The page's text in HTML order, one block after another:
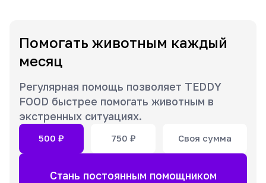
Помогать животным каждый
месяц
Регулярная помощь позволяет TEDDY
FOOD быстрее помогать животным в
экстренных ситуациях.
500 ₽ 750 ₽ Своя сумма
Стань постоянным помощником